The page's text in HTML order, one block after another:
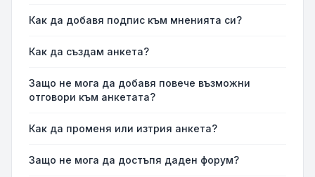
Как да добавя подпис към мненията си?
Как да създам анкета?
Защо не мога да добавя повече възможни
отговори към анкетата?
Как да променя или изтрия анкета?
Защо не мога да достъпя даден форум?